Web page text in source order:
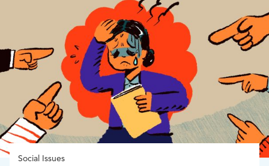
Social Issues